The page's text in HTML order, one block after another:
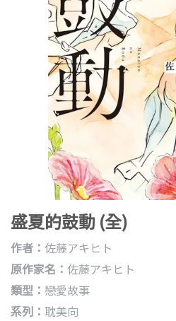
盛夏的鼓動 (全)
作者： 佐藤アキヒト
原作家名： 佐藤アキヒト
類型： 戀愛故事
系列： 耽美向